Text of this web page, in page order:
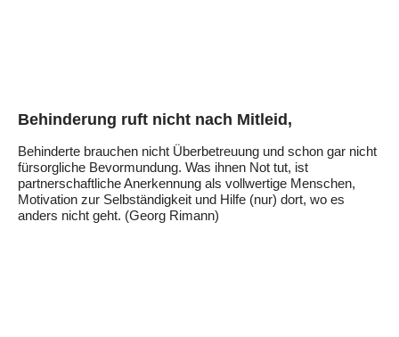
Behinderung ruft nicht nach Mitleid,
Behinderte brauchen nicht Überbetreuung und schon gar nicht
fürsorgliche Bevormundung. Was ihnen Not tut, ist
partnerschaftliche Anerkennung als vollwertige Menschen,
Motivation zur Selbständigkeit und Hilfe (nur) dort, wo es
anders nicht geht. (Georg Rimann)